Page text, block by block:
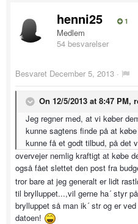
henni25 1
Medlem
54 besvarelser
Besvaret December 5, 2013 ·
On 12/5/2013 at 8:47 PM,
Jeg regner med, at vi køber
kunne sagtens finde på at
kunne få et godt tilbud, på det
overvejer nemlig kraftigt at købe
også fået slettet den post fra
tror bare at jeg generalt er lidt
til brylluppet...,vil gerne ha´ styr
brylluppet så man ik´ str og er
datoen!